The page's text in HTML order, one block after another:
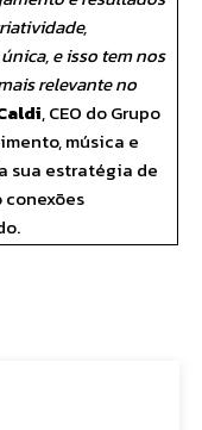
e isso tem nos
relevante no
, CEO do Grupo
música e
sua estratégia de